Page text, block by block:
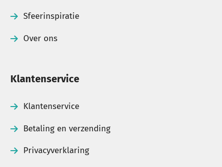
Sfeerinspiratie
Over ons
Klantenservice
Klantenservice
Betaling en verzending
Privacyverklaring